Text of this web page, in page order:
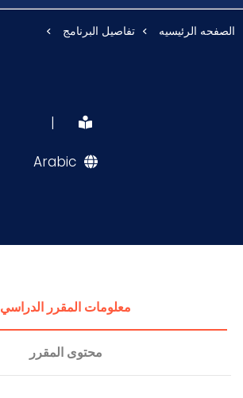
الصفحه الرئيسيه تفاصيل البرنامج
|
Arabic
معلومات المقرر الدراسي
محتوى المقرر